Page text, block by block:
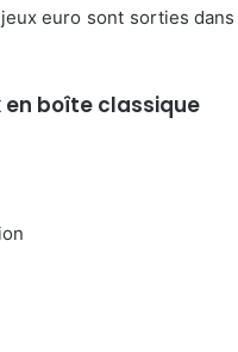
euro sont sorties
en boîte classique